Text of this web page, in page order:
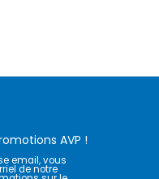
AVP !
email, vous
de notre